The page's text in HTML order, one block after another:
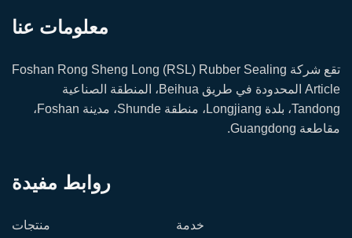
معلومات عنا
تقع شركة Foshan Rong Sheng Long (RSL) Rubber Sealing
Article المحدودة في طريق Beihua، المنطقة الصناعية
Tandong، بلدة Longjiang، منطقة Shunde، مدينة Foshan،
مقاطعة Guangdong.
روابط مفيدة
منتجات
خدمة